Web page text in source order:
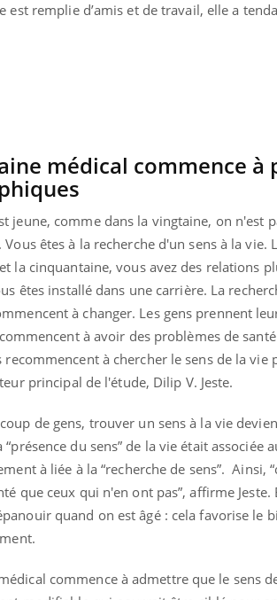
est remplie d’amis et de travail, elle a
médical commence
jeune, comme dans la vingtaine, on n'est
êtes à la recherche d'un sens à la
la cinquantaine, vous avez des relations
êtes installé dans une carrière. La
à changer. Les gens prennent
à avoir des problèmes de
recommencent à chercher le sens de la vie
principal de l'étude, Dilip V. Jeste.
de gens, trouver un sens à la vie
du sens” de la vie était
à liée à la “recherche de sens”.
que ceux qui n'en ont pas”, affirme
quand on est âgé : cela favorise
commence à admettre que le sens
Mains : se
un tout nouveau
plage, piscine,
Nos mains
Youtube
Diabète & Ramadan
Le Ramadan approche,
nombreuses personnes
diabète, c'est une
défis, mais ...